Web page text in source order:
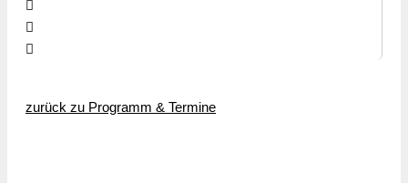
zurück zu Programm & Termine